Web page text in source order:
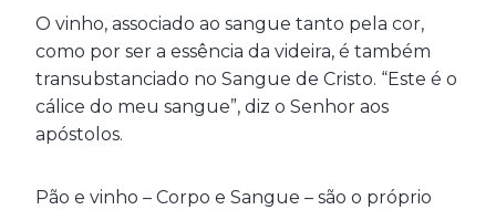
O vinho, associado ao sangue tanto pela cor,
como por ser a essência da videira, é também
transubstanciado no Sangue de Cristo. “Este é o
cálice do meu sangue”, diz o Senhor aos
apóstolos.
Pão e vinho – Corpo e Sangue – são o próprio